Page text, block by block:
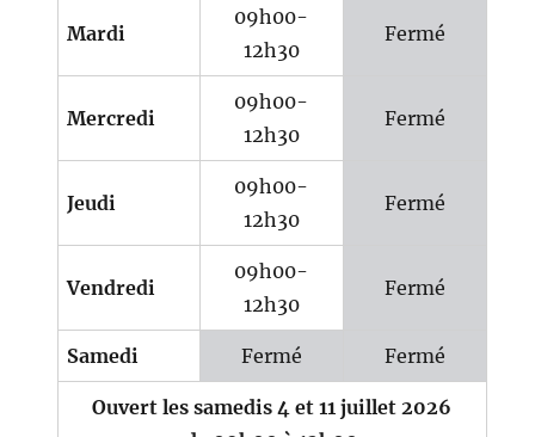
Mardi
09h00-
12h30
Fermé
Mercredi
09h00-
12h30
Fermé
Jeudi
09h00-
12h30
Fermé
Vendredi
09h00-
12h30
Fermé
Samedi Fermé Fermé
Ouvert les samedis 4 et 11 juillet 2026